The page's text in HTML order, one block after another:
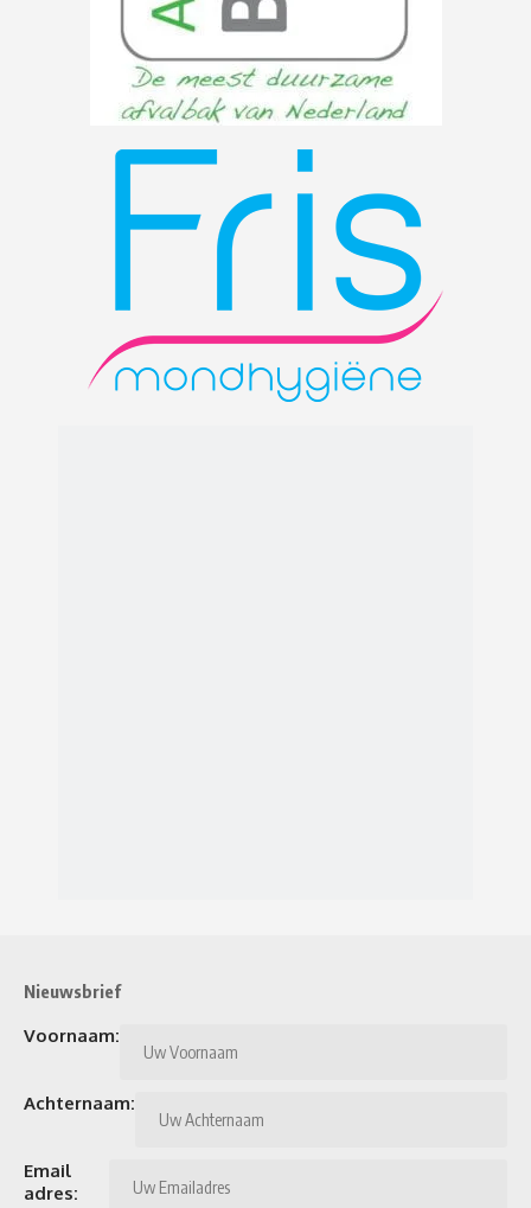
Nieuwsbrief
Voornaam:
Achternaam:
Email
adres: